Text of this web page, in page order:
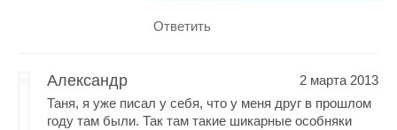
Ответить
Александр
2 марта 2013
Таня, я уже писал у себя, что у меня друг в прошлом
году там были. Так там такие шикарные особняки